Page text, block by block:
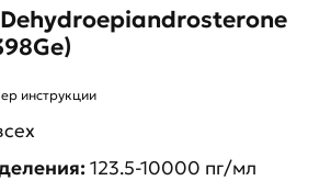
инструкции
123.5-10000 пг/мл